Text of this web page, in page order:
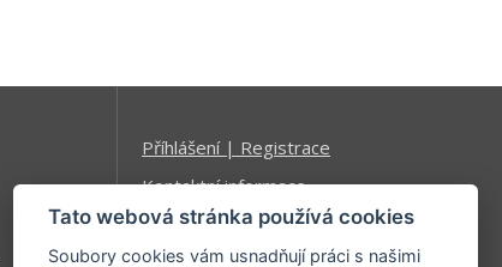
Příhlášení | Registrace
Kontaktní informace
Mapa stránek
Tato webová stránka používá cookies
Soubory cookies vám usnadňují práci s našimi